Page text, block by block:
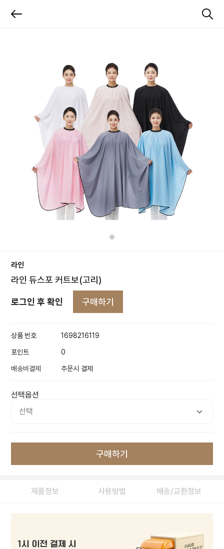
라인
라인 듀스포 커트보(고리)
로그인 후 확인 구매하기
상품 번호 1698216119
포인트 0
배송비결제 주문시 결제
선택옵션
구매하기
제품정보 사용방법 배송/교환정보